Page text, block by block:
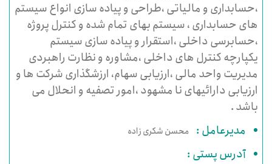
،حسابداری و مالیاتی ،طراحی و پیاده سازی انواع سیستم
های حسابداری ، سیستم بهای تمام شده و کنترل پروژه
،حسابرسی داخلی ،استقرار و پیاده سازی سیستم
یکپارچه کنترل های داخلی ،مشاوره و نظارت راهبردی
مدیریت واحد مالی ،ارزیابی سهام، ارزشگذاری شرکت ها و
ارزیابی دارائیهای نا مشهود ،امور تصفیه و انحلال می
باشد .
مدیرعامل :
محسن شکری زاده
آدرس پستی :